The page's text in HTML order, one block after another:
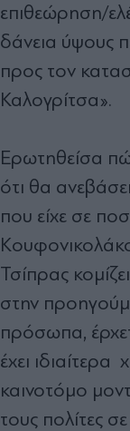
επιθεώρηση/
δάνεια ύψους
προς τον
Καλογρίτσα».
Ερωτηθείσα
ότι θα
που είχε σε
Τσίπρας
στην
πρόσωπα,
έχει ιδιαίτερα
καινοτόμο
τους πολίτες